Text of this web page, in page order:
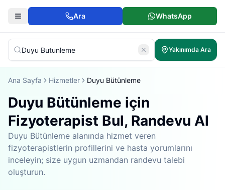
Ara WhatsApp
Yakınımda Ara
Ana Sayfa Hizmetler Duyu Bütünleme
Duyu Bütünleme için
Fizyoterapist Bul, Randevu Al
Duyu Bütünleme alanında hizmet veren
fizyoterapistlerin profillerini ve hasta yorumlarını
inceleyin; size uygun uzmandan randevu talebi
oluşturun.